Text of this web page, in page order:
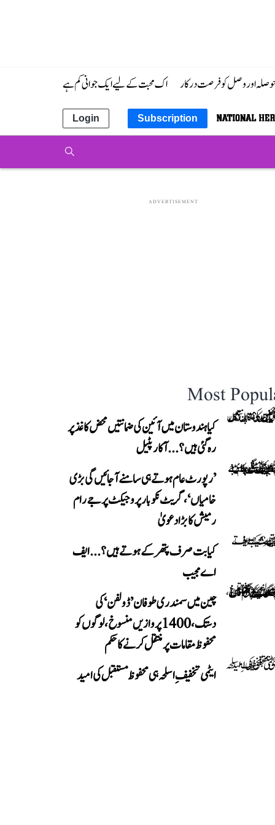
حوصلہ اور وصل کو فرصت درکار اک محبت کے لیے ایک جوانی کم ہے
Subscription
Login
ADVERTISEMENT
Most
کیا ہندوستان میں آئین کی ضمانتیں محض کاغذ پر
رہ گئی ہیں؟...آکار پٹیل
’رپورٹ عام ہوتے ہی سامنے آ جائیں گی بڑی
خامیاں‘، گریٹ نکوبار پروجیکٹ پر جے رام
رمیش کا بڑا دعویٰ
کیا بت صرف پتھر کے ہوتے ہیں؟...ایف
اے مجیب
چین میں سمندری طوفان ’ڈولفن‘ کی
دستک، 1400 پروازیں منسوخ، لوگوں کو
محفوظ مقامات پر منتقل کرنے کا حکم
ایٹمی تخفیفِ اسلحہ ہی محفوظ مستقبل کی امید